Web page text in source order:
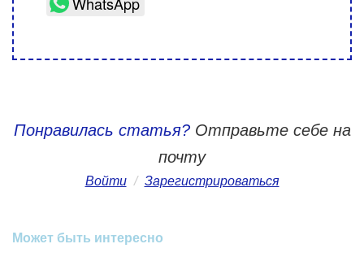
Понравилась статья?Отправьте себе на
почту
Войти / Зарегистрироваться
Может быть интересно